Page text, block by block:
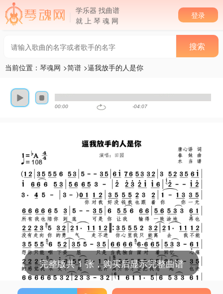
学乐器 找曲谱
就 上 琴 魂 网
登录
当前位置： 琴魂网 >简谱 >逼我放手的人是你
00:00 -04:07
完整版共 1 张，购买后显示完整曲谱